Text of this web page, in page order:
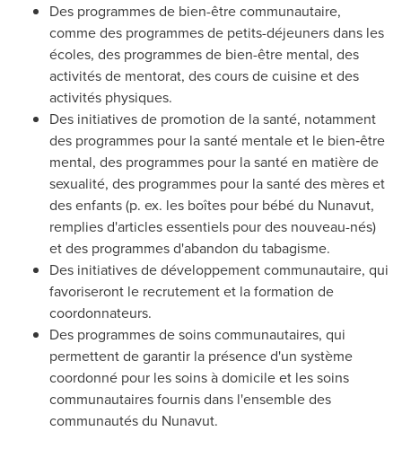
Des programmes de bien-être communautaire,
comme des programmes de petits-déjeuners dans les
écoles, des programmes de bien-être mental, des
activités de mentorat, des cours de cuisine et des
activités physiques.
Des initiatives de promotion de la santé, notamment
des programmes pour la santé mentale et le bien‑être
mental, des programmes pour la santé en matière de
sexualité, des programmes pour la santé des mères et
des enfants (p. ex. les boîtes pour bébé du Nunavut,
remplies d'articles essentiels pour des nouveau-nés)
et des programmes d'abandon du tabagisme.
Des initiatives de développement communautaire, qui
favoriseront le recrutement et la formation de
coordonnateurs.
Des programmes de soins communautaires, qui
permettent de garantir la présence d'un système
coordonné pour les soins à domicile et les soins
communautairesfournisdans l'ensemble des
communautés du Nunavut.